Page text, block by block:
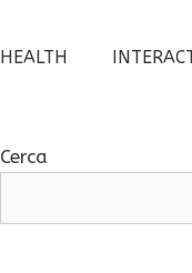
HEALTH
Cerca